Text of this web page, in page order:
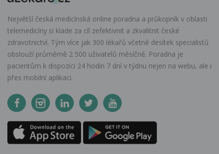
Největší česká medicínská online poradna a průkopník v oblasti
telemedicíny si klade za cíl zefektivnit a zkvalitnit české
zdravotnictví. Tým více jak 300 lékařů včetně desítek specialistů
obslouží průměrně 2 500 uživatelů měsíčně. Poradna je
pacientům k dispozici 24 hodin 7 dní v týdnu nejen na webu, ale i
přes mobilní aplikaci.